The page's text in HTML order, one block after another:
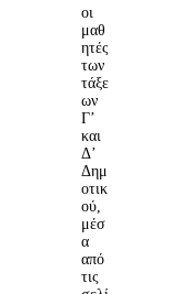
οι
μαθ
ητές
των
τάξε
ων
Γ’
και
Δ’
Δημ
οτικ
ού,
μέσ
α
από
τις